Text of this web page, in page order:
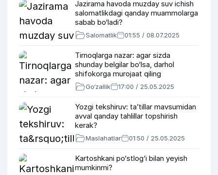
Jazirama havoda muzday suv ichish
salomatlikdagi qanday muammolarga
sabab bo‘ladi?
Salomatlik 01:55 / 08.07.2025
Tirnoqlarga nazar: agar sizda
shunday belgilar bo‘lsa, darhol
shifokorga murojaat qiling
Go‘zallik 17:00 / 25.05.2025
Yozgi tekshiruv: ta’tillar mavsumidan
avval qanday tahlillar topshirish
kerak?
Maslahatlar 01:50 / 25.05.2025
Kartoshkani po‘stlog‘i bilan yeyish
mumkinmi?